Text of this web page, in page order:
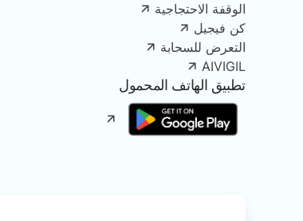
الوقفة الاحتجاجية
كن فيجيل
التعرض للسحابة
AIVIGIL
تطبيق الهاتف المحمول